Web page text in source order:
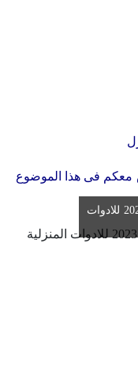
معكم فى هذا الموضوع
عروض رنين اليوم الاثنين 27 فبراير 2023 للادوات